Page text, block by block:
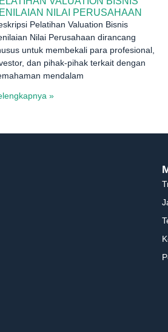
NILAI PERUSAHAAN
Pelatihan Valuation Bisnis
Nilai Perusahaan dirancang
untuk membekali para profesional,
dan pihak-pihak terkait dengan
mendalam
»